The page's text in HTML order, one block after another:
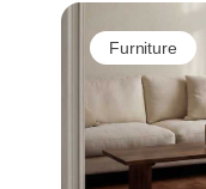
møbeldesign
tekstiler og
Furniture